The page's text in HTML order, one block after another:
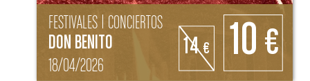
FESTIVALES | CONCIERTOS
DON BENITO
18/04/2026
14€ 10 €